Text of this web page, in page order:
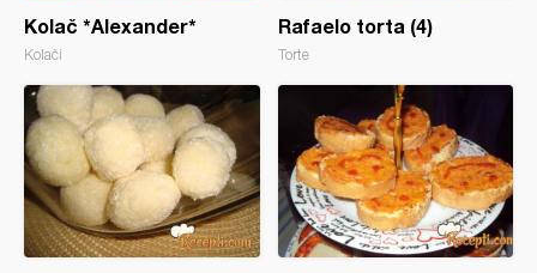
Kolač *Alexander*
Kolači
Rafaelo torta (4)
Torte